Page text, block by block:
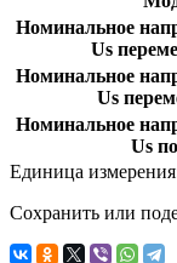
Номинальное
Us
Номинальное
Us
Номинальное
Us
Единица
Сохранить или